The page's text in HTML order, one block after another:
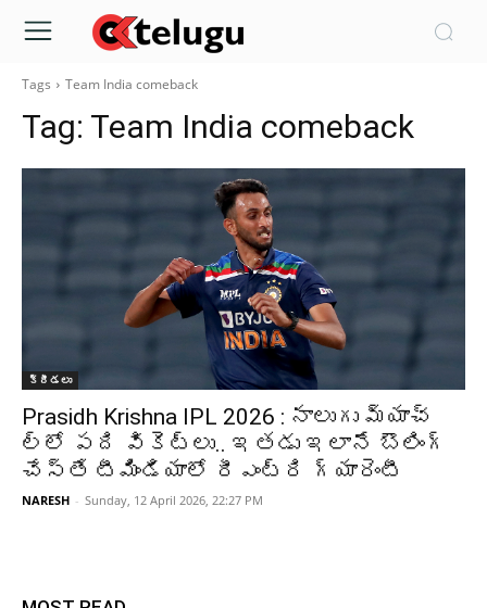
Tags Team India comeback
Tag: Team India comeback
క్రీడలు
Prasidh Krishna IPL 2026 : నాలుగు మ్యాచ్
ల్లో పది వికెట్లు.. ఇతడు ఇలానే బౌలింగ్
చేస్తే టీమిండియాలో రీఎంట్రి గ్యారెంటీ
NARESH - Sunday, 12 April 2026, 22:27 PM